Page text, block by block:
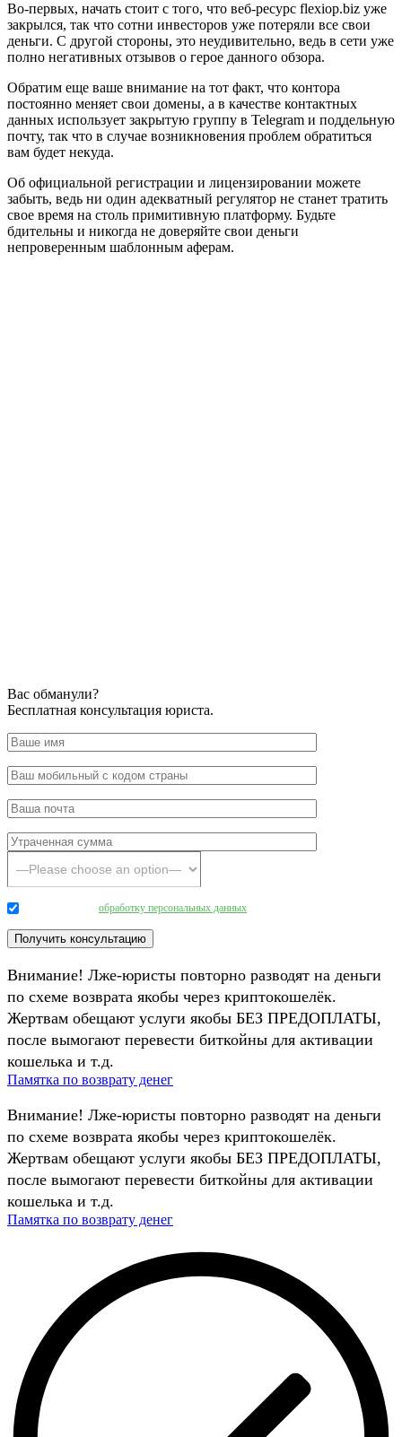
Во-первых, начать стоит с того, что веб-ресурс flexiop.biz уже
закрылся, так что сотни инвесторов уже потеряли все свои
деньги. С другой стороны, это неудивительно, ведь в сети уже
полно негативных отзывов о герое данного обзора.
Обратим еще ваше внимание на тот факт, что контора
постоянно меняет свои домены, а в качестве контактных
данных использует закрытую группу в Telegram и поддельную
почту, так что в случае возникновения проблем обратиться
вам будет некуда.
Об официальной регистрации и лицензировании можете
забыть, ведь ни один адекватный регулятор не станет тратить
свое время на столь примитивную платформу. Будьте
бдительны и никогда не доверяйте свои деньги
непроверенным шаблонным аферам.
Вас обманули?
Бесплатная консультация юриста.
обработку персональных данных
Внимание! Лже-юристы повторно разводят на деньги
по схеме возврата якобы через криптокошелёк.
Жертвам обещают услуги якобы БЕЗ ПРЕДОПЛАТЫ,
после вымогают перевести биткойны для активации
кошелька и т.д.
Памятка по возврату денег
Внимание! Лже-юристы повторно разводят на деньги
по схеме возврата якобы через криптокошелёк.
Жертвам обещают услуги якобы БЕЗ ПРЕДОПЛАТЫ,
после вымогают перевести биткойны для активации
кошелька и т.д.
Памятка по возврату денег